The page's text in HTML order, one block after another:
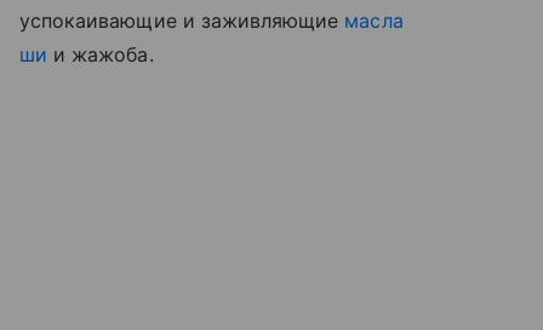
успокаивающие и заживляющие масла
ши и жажоба.